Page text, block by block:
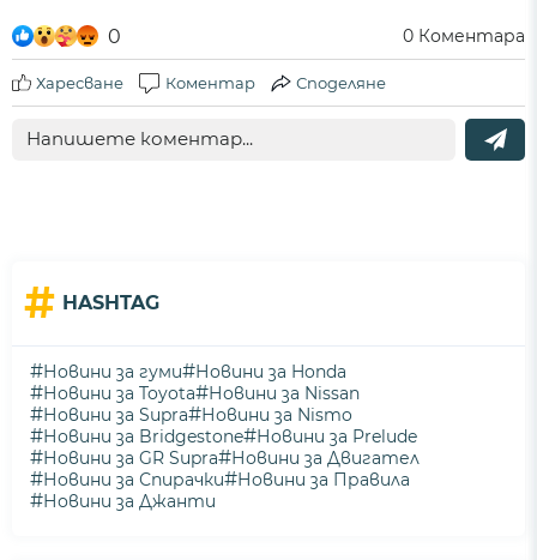
0 0 Коментара
Харесване Коментар Споделяне
# HASHTAG
#Новини за гуми#Новини за Honda
#Новини за Toyota#Новини за Nissan
#Новини за Supra#Новини за Nismo
#Новини за Bridgestone#Новини за Prelude
#Новини за GR Supra#Новини за Двигател
#Новини за Спирачки#Новини за Правила
#Новини за Джанти